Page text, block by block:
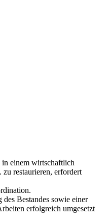
in einem wirtschaftlich
restaurieren, erfordert
Bestandes sowie einer
erfolgreich umgesetzt